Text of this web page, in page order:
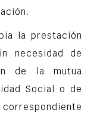
la prestación
necesidad de
de la mutua
Social o de